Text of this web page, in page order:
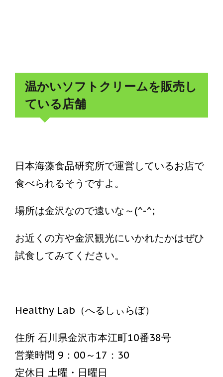
温かいソフトクリームを販売し
ている店舗
日本海藻食品研究所で運営しているお店で
食べられるそうですよ。
場所は金沢なので遠いな～(^-^;
お近くの方や金沢観光にいかれたかはぜひ
試食してみてください。
Healthy Lab（へるしぃらぼ）
住所 石川県金沢市本江町10番38号
営業時間 9：00～17：30
定休日 土曜・日曜日